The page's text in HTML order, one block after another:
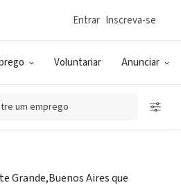
Voluntariar Anunciar
Entrar Inscreva-se
um emprego
Grande,Buenos Aires que